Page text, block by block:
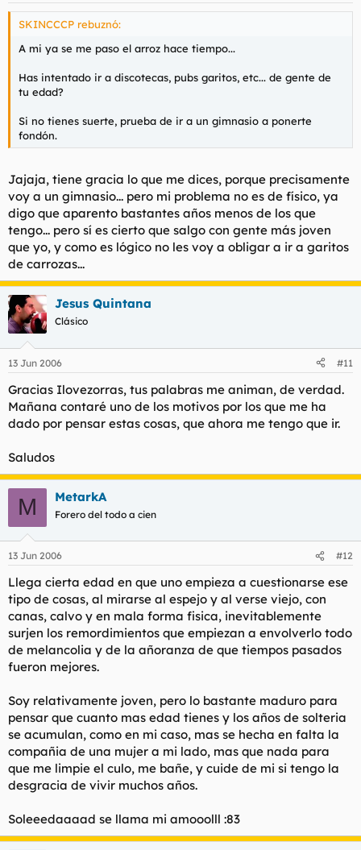
SKINCCCP rebuznó:
A mi ya se me paso el arroz hace tiempo...
Has intentado ir a discotecas, pubs garitos, etc... de gente de
tu edad?
Si no tienes suerte, prueba de ir a un gimnasio a ponerte
fondón.
Jajaja, tiene gracia lo que me dices, porque precisamente
voy a un gimnasio... pero mi problema no es de físico, ya
digo que aparento bastantes años menos de los que
tengo... pero sí es cierto que salgo con gente más joven
que yo, y como es lógico no les voy a obligar a ir a garitos
de carrozas...
Jesus Quintana
Clásico
13 Jun 2006 #11
Gracias Ilovezorras, tus palabras me animan, de verdad.
Mañana contaré uno de los motivos por los que me ha
dado por pensar estas cosas, que ahora me tengo que ir.
Saludos
M MetarkA
Forero del todo a cien
13 Jun 2006 #12
Llega cierta edad en que uno empieza a cuestionarse ese
tipo de cosas, al mirarse al espejo y al verse viejo, con
canas, calvo y en mala forma fisica, inevitablemente
surjen los remordimientos que empiezan a envolverlo todo
de melancolia y de la añoranza de que tiempos pasados
fueron mejores.
Soy relativamente joven, pero lo bastante maduro para
pensar que cuanto mas edad tienes y los años de solteria
se acumulan, como en mi caso, mas se hecha en falta la
compañia de una mujer a mi lado, mas que nada para
que me limpie el culo, me bañe, y cuide de mi si tengo la
desgracia de vivir muchos años.
Soleeedaaaad se llama mi amooolll :83